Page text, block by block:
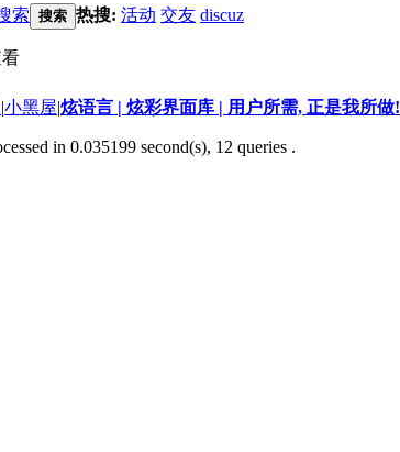
索 搜索 热搜: 活动 交友 discuz
|小黑屋|炫语言 | 炫彩界面库 | 用户所需, 正是我所做!
in 0.035199 second(s), 12 queries .